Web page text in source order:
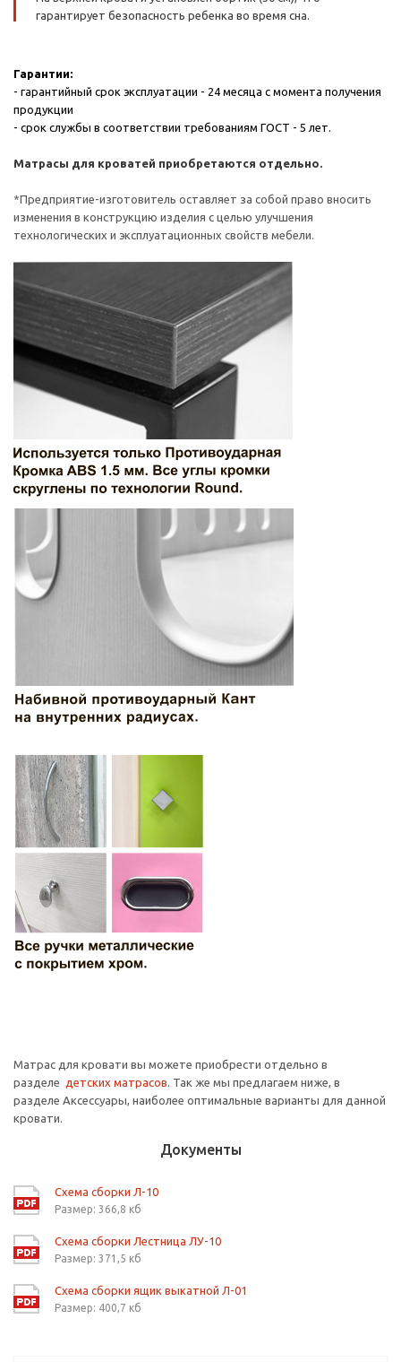
гарантирует безопасность ребенка во время сна.
Гарантии:
- гарантийный срок эксплуатации - 24 месяца с момента получения
продукции
- срок службы в соответствии требованиям ГОСТ - 5 лет.
Матрасы для кроватей приобретаются отдельно.
*Предприятие-изготовитель оставляет за собой право вносить
изменения в конструкцию изделия с целью улучшения
технологических и эксплуатационных свойств мебели.
Матрас для кровати вы можете приобрести отдельно в
разделе детских матрасов. Так же мы предлагаем ниже, в
разделе Аксессуары, наиболее оптимальные варианты для данной
кровати.
Документы
Схема сборки Л-10
Размер: 366,8 кб
Схема сборки Лестница ЛУ-10
Размер: 371,5 кб
Схема сборки ящик выкатной Л-01
Размер: 400,7 кб